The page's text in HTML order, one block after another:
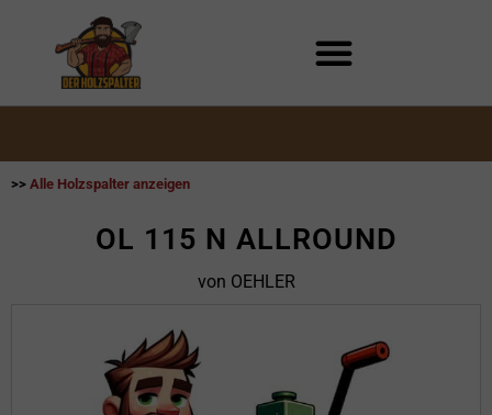
>> Alle Holzspalter anzeigen
OL 115 N ALLROUND
von OEHLER